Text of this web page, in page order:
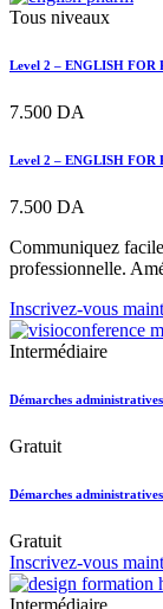
Tous niveaux
Level 2 – ENGLISH FOR
7.500 DA
Level 2 – ENGLISH FOR
7.500 DA
Communiquez
professionnelle.
Inscrivez-vous
Intermédiaire
Démarches
Gratuit
Démarches
Gratuit
Inscrivez-vous
Intermédiaire